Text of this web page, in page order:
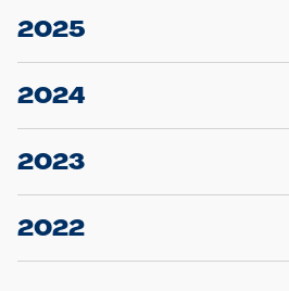
2025
23.12.2025
Projekt S5: Start der
2024
10.12.2024
Großprojekt S5: Sperrung
2023
20.12.2023
Schleswig-Holstein
2022
22.12.2022